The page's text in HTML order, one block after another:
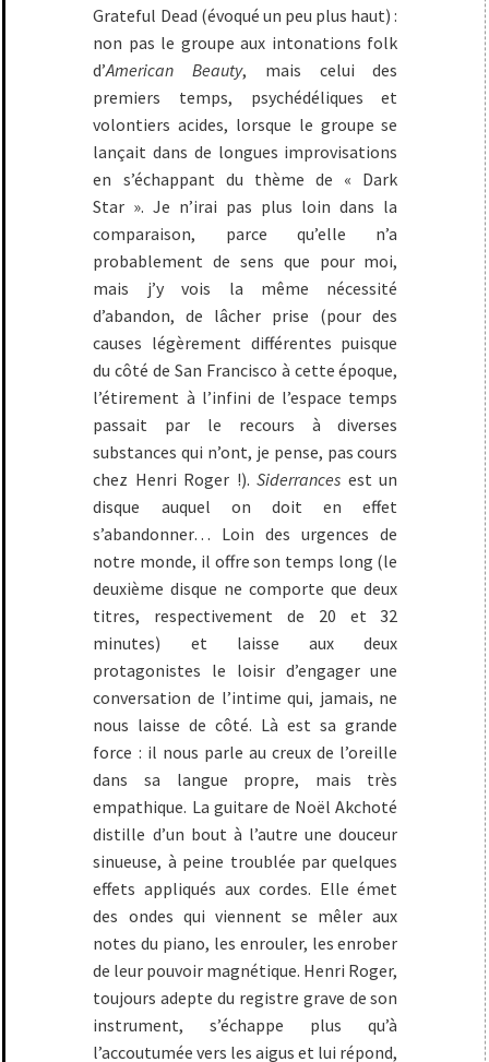
Grateful Dead (évoqué un peu plus haut) :
non pas le groupe aux intonations folk
d’American Beauty, mais celui des
premiers temps, psychédéliques et
volontiers acides, lorsque le groupe se
lançait dans de longues improvisations
en s’échappant du thème de « Dark
Star ». Je n’irai pas plus loin dans la
comparaison, parce qu’elle n’a
probablement de sens que pour moi,
mais j’y vois la même nécessité
d’abandon, de lâcher prise (pour des
causes légèrement différentes puisque
du côté de San Francisco à cette époque,
l’étirement à l’infini de l’espace temps
passait par le recours à diverses
substances qui n’ont, je pense, pas cours
chez Henri Roger !).Siderrances est un
disque auquel on doit en effet
s’abandonner… Loin des urgences de
notre monde, il offre son temps long (le
deuxième disque ne comporte que deux
titres, respectivement de 20 et 32
minutes) et laisse aux deux
protagonistes le loisir d’engager une
conversation de l’intime qui, jamais, ne
nous laisse de côté. Là est sa grande
force : il nous parle au creux de l’oreille
dans sa langue propre, mais très
empathique. La guitare de Noël Akchoté
distille d’un bout à l’autre une douceur
sinueuse, à peine troublée par quelques
effets appliqués aux cordes. Elle émet
des ondes qui viennent se mêler aux
notes du piano, les enrouler, les enrober
de leur pouvoir magnétique. Henri Roger,
toujours adepte du registre grave de son
instrument, s’échappe plus qu’à
l’accoutumée vers les aigus et lui répond,